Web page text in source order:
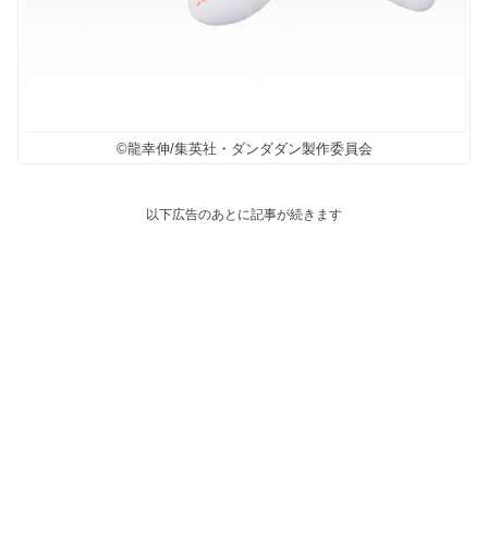
©龍幸伸/集英社・ダンダダン製作委員会
以下広告のあとに記事が続きます